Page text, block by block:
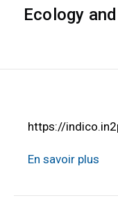
Ecology
https://
En savoir plus